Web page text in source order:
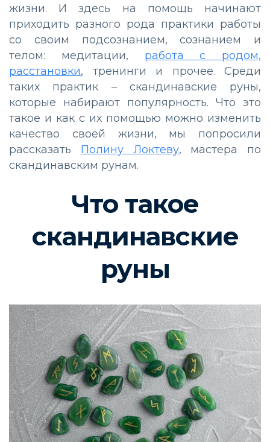
жизни. И здесь на помощь начинают
приходить разного рода практики работы
со своим подсознанием, сознанием и
телом: медитации, работа с родом,
расстановки, тренинги и прочее. Среди
таких практик – скандинавские руны,
которые набирают популярность. Что это
такое и как с их помощью можно изменить
качество своей жизни, мы попросили
рассказать Полину Локтеву, мастера по
скандинавским рунам.
Что такое
скандинавские
руны